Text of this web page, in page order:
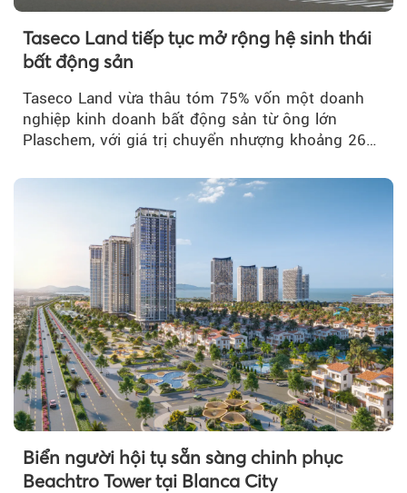
Taseco Land tiếp tục mở rộng hệ sinh thái
bất động sản
Taseco Land vừa thâu tóm 75% vốn một doanh
nghiệp kinh doanh bất động sản từ ông lớn
Plaschem, với giá trị chuyển nhượng khoảng 262
Biển người hội tụ sẵn sàng chinh phục
Beachtro Tower tại Blanca City